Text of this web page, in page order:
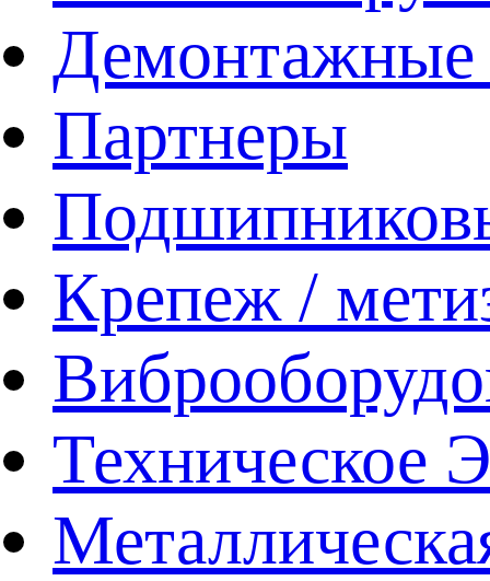
Демонтажные
Партнеры
Крепеж /
Техническое